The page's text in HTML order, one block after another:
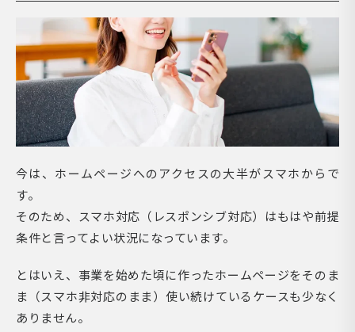
今は、ホームページへのアクセスの大半がスマホからで
す。
そのため、スマホ対応（レスポンシブ対応）はもはや前提
条件と言ってよい状況になっています。
とはいえ、事業を始めた頃に作ったホームページをそのま
ま（スマホ非対応のまま）使い続けているケースも少なく
ありません。